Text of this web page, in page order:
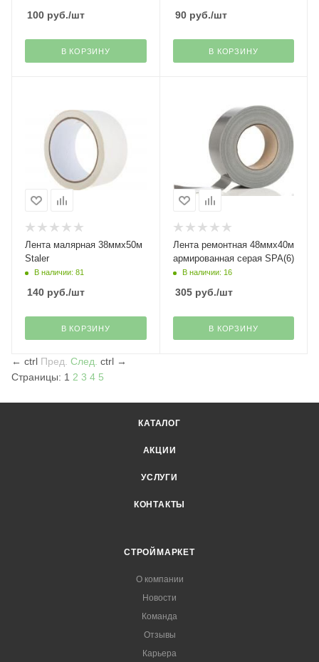
100 руб./шт
В КОРЗИНУ
90руб./шт
В КОРЗИНУ
Лента малярная 38ммх50м
Staler
В наличии: 81
140 руб./шт
В КОРЗИНУ
Лента ремонтная 48ммх40м
армированная серая SPA(6)
В наличии: 16
305руб./шт
В КОРЗИНУ
← ctrl Пред. След. ctrl →
Страницы: 1 2 3 4 5
КАТАЛОГ
АКЦИИ
УСЛУГИ
КОНТАКТЫ
СТРОЙМАРКЕТ
О компании
Новости
Команда
Отзывы
Карьера